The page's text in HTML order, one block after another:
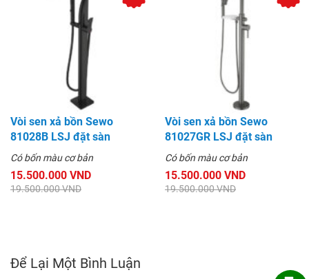
Vòi sen xả bồn Sewo
81028B LSJ đặt sàn
Có bốn màu cơ bản
15.500.000 VND
19.500.000 VND
Vòi sen xả bồn Sewo
81027GR LSJ đặt sàn
Có bốn màu cơ bản
15.500.000 VND
19.500.000 VND
Để Lại Một Bình Luận